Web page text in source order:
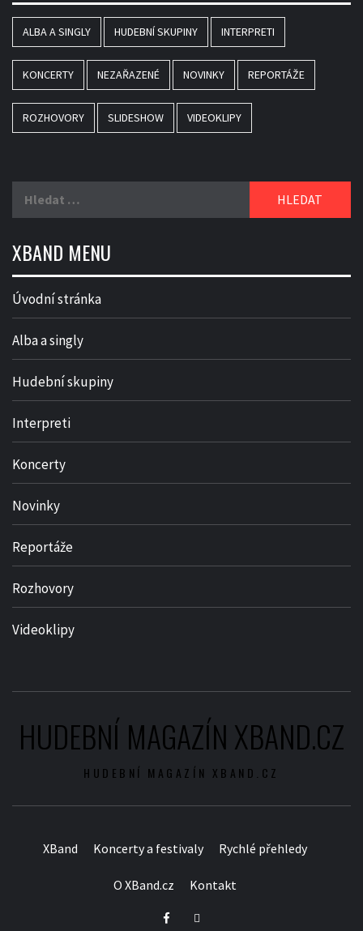
ALBA A SINGLY HUDEBNÍ SKUPINY INTERPRETI
KONCERTY NEZAŘAZENÉ NOVINKY REPORTÁŽE
ROZHOVORY SLIDESHOW VIDEOKLIPY
XBAND MENU
Úvodní stránka
Alba a singly
Hudební skupiny
Interpreti
Koncerty
Novinky
Reportáže
Rozhovory
Videoklipy
HUDEBNÍ MAGAZÍN XBAND.CZ
HUDEBNÍ MAGAZÍN XBAND.CZ
XBand Koncerty a festivaly Rychlé přehledy
O XBand.cz Kontakt
FacebookTwitter